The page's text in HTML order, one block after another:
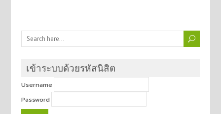
เข้าระบบด้วยรหัสนิสิต
Username
Password